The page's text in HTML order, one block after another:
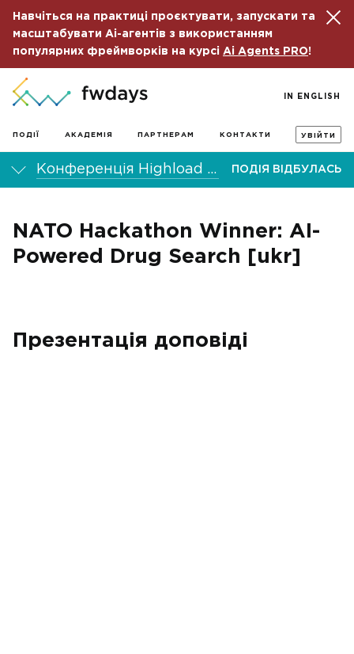
Навчіться на практиці проєктувати, запускати та
масштабувати Ai-агентів з використанням
популярних фреймворків на курсі Ai Agents PRO!
ПОДІЇ АКАДЕМІЯ ПАРТНЕРАМ КОНТАКТИ УВІЙТИ
IN ENGLISH
Конференція Highload fwdays'24 ПОДІЯ ВІДБУЛАСЬ
NATO Hackathon Winner: AI-
Powered Drug Search [ukr]
Презентація доповіді